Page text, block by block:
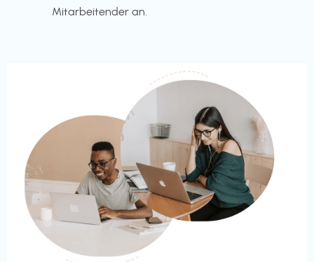
Mitarbeitender an.